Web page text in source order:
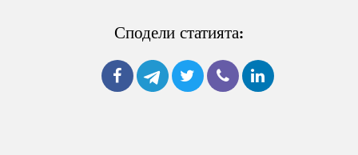
Сподели статията: